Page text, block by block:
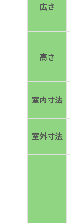
広さ
高さ
室内寸法
室外寸法